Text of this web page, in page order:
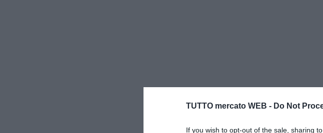
TUTTO mercato WEB - Do Not
If you wish to opt-out of the sale, sharing